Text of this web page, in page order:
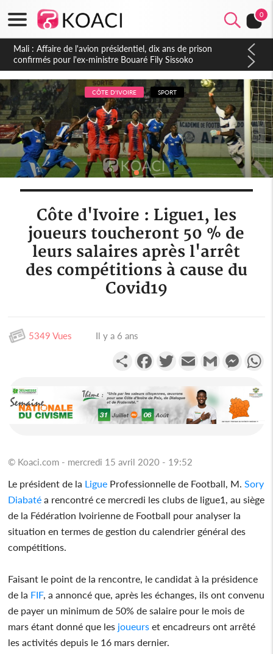
0
Nigeria : Le Togo et le Cameroun principaux acheteurs des
produits de la raffinerie Dangote en juillet
CÔTE D'IVOIRE SPORT
Côte d'Ivoire : Ligue1, les
joueurs toucheront 50 % de
leurs salaires après l'arrêt
des compétitions à cause du
Covid19
5349 Vues Il y a 6 ans
PartagerFacebookTwitterEmail Gmail
© Koaci.com - mercredi 15 avril 2020 - 19:52
Le président de la Ligue Professionnelle de Football, M.Sory
Diabaté a rencontré ce mercredi les clubs de ligue1, au siège
de la Fédération Ivoirienne de Football pour analyser la
situation en termes de gestion du calendrier général des
compétitions.
Faisant le point de la rencontre, le candidat à la présidence
de la FIF, a annoncé que, après les échanges, ils ont convenu
de payer un minimum de 50% de salaire pour le mois de
mars étant donné que les joueurs et encadreurs ont arrêté
les activités depuis le 16 mars dernier.